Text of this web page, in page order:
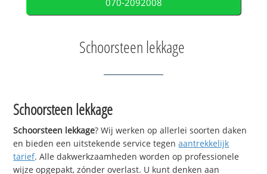
070-2092008
Schoorsteen lekkage
Schoorsteen lekkage
Schoorsteen lekkage? Wij werken op allerlei soorten daken
en bieden een uitstekende service tegenaantrekkelijk
tarief. Alle dakwerkzaamheden worden op professionele
wijze opgepakt, zónder overlast. U kunt denken aan